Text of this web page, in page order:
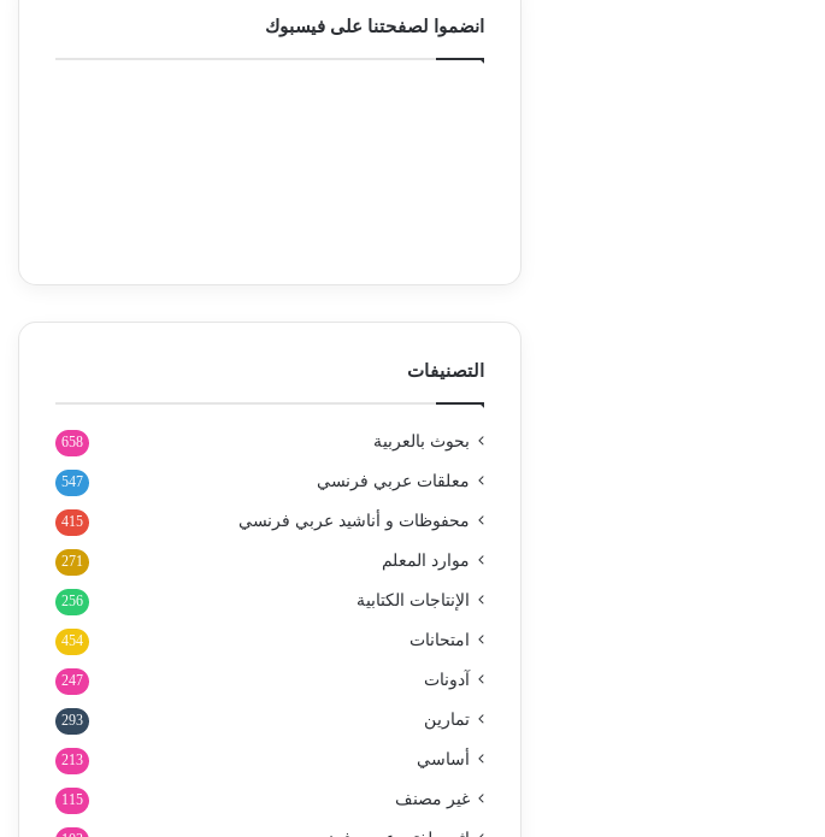
انضموا لصفحتنا على فيسبوك
التصنيفات
بحوث بالعربية 658
معلقات عربي فرنسي 547
محفوظات و أناشيد عربي فرنسي 415
موارد المعلم 271
الإنتاجات الكتابية 256
امتحانات 454
آدونات 247
تمارين 293
أساسي 213
غير مصنف 115